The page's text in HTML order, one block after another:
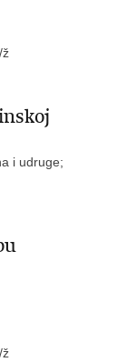
ž
i udruge;
ž